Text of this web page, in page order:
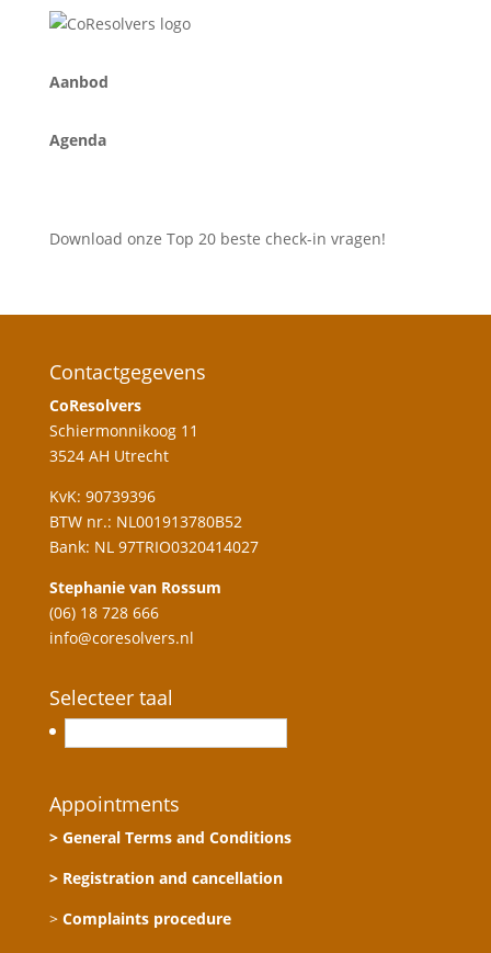
Aanbod
Agenda
Download onze Top 20 beste check-in vragen!
Contactgegevens
CoResolvers
Schiermonnikoog 11
3524 AH Utrecht
KvK: 90739396
BTW nr.: NL001913780B52
Bank: NL 97TRIO0320414027
Stephanie van Rossum
(06) 18 728 666
info@coresolvers.nl
Selecteer taal
Appointments
> General Terms and Conditions
> Registration and cancellation
> Complaints procedure